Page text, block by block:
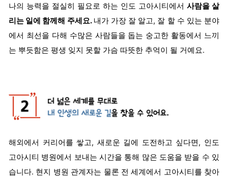
나의 능력을 절실히 필요로 하는 인도 고아시티에서 사람을 살
리는 일에 함께해 주세요. 내가 가장 잘 알고, 잘 할 수 있는 분야
에서 최선을 다해 수많은 사람들을 돕는 숭고한 활동에서 느끼
는 뿌듯함은 평생 잊지 못할 가슴 따뜻한 추억이 될 거예요.
해외에서 커리어를 쌓고, 새로운 길에 도전하고 싶다면, 인도
고아시티 병원에서 보내는 시간을 통해 많은 도움을 받을 수 있
습니다. 현지 병원 관계자는 물론 전 세계에서 고아시티를 찾아